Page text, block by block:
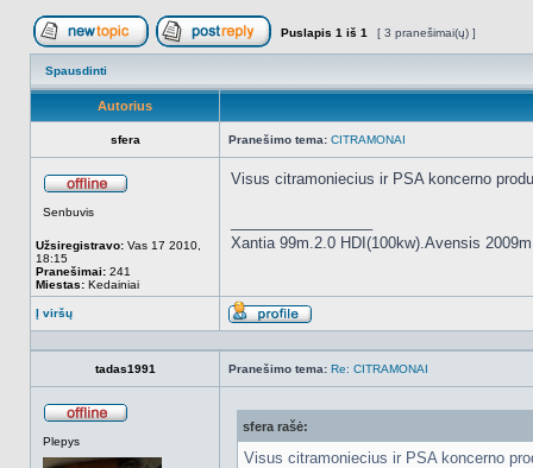
Naujos temos kūrimasAtsakyti į temą
Puslapis 1 iš 1 [ 3 pranešimai(ų) ]
Spausdinti
Autorius
sfera Pranešimo tema: CITRAMONAI
Senbuvis
Užsiregistravo: Vas 17 2010,
18:15
Pranešimai: 241
Miestas: Kedainiai
Visus citramoniecius ir PSA koncerno
Xantia 99m.2.0 HDI(100kw).Avensis
Į viršų
Aprašymas
tadas1991 Pranešimo tema: Re: CITRAMONAI
Plepys
sfera rašė:
Visus citramoniecius ir PSA koncerno